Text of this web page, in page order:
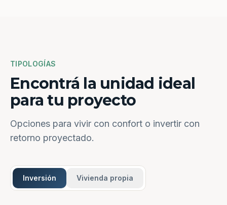
TIPOLOGÍAS
Encontrá la unidad ideal
para tu proyecto
Opciones para vivir con confort o invertir con
retorno proyectado.
Inversión Vivienda propia